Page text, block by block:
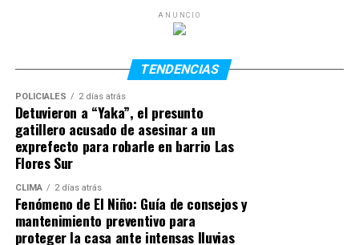
atarse a los vaivenes internacionales siendo un país
productor de petróleo, el docente aclaró que el crudo
funciona bajo la estricta lógica de un
valor se rige por pizarras globales, del mismo modo en
que se comercializan y tasan materias primas de
exportación como la soja o el cacao.
Por último, Stella encendió una luz de alerta respecto al
impacto que un crudo demasiado barato podría tener en
la economía local: un desplome excesivo pondría en
ANUNCIO
TENDENCIAS
POLICIALES 2 días atrás
Detuvieron a “Yaka”, el presunto
gatillero acusado de asesinar a un
exprefecto para robarle en barrio Las
Flores Sur
CLIMA 2 días atrás
Fenómeno de El Niño: Guía de consejos y
mantenimiento preventivo para
proteger la casa ante intensas lluvias